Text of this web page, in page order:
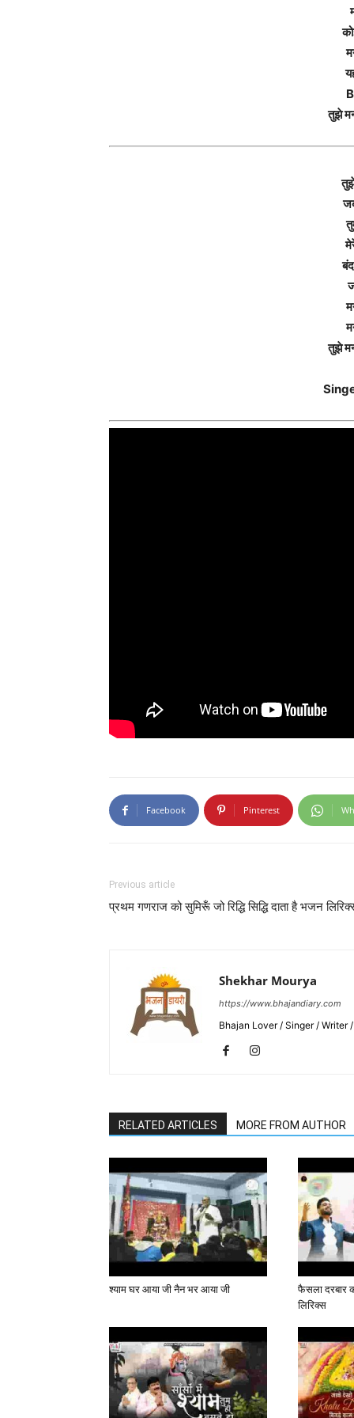
तुझे
तुझे
Facebook Pinterest
Previous article
प्रथम गणराज को सुमिरूँ जो रिद्धि सिद्धि दाता है भजन
Shekhar Mourya
https://www.bhajandiary.com
Bhajan Lover / Singer / Writer
RELATED ARTICLES MORE FROM AUTHOR
श्याम घर आया जी नैन भर आया जी
फैसला दरबार
लिरिक्स